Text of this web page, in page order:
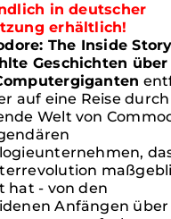
in deutscher
erhältlich!
The Inside
Geschichten über
auf eine Reise
Welt von
hat - von den
Anfängen über